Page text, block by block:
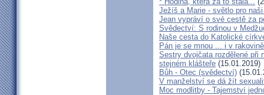
Ježíš a Marie - světlo pro
Jean vypráví o své cestě za
Svědectví: S rodinou v
Naše cesta do Katolické
Pán je se mnou ... i v
Sestry dvojčata rozdělené při
stejném klášteře (15.01.2019)
Bůh - Otec (svědectví)
V manželství se dá žít
Moc modlitby - Tajemství